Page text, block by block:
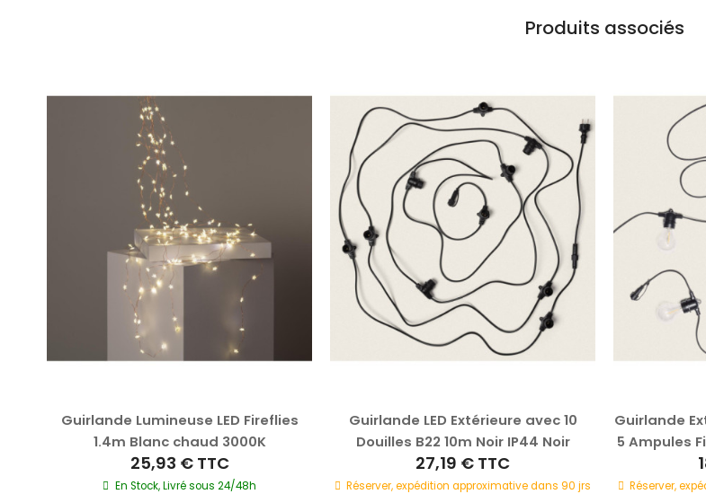
Produits associés
Guirlande Lumineuse LED Fireflies
1.4m Blanc chaud 3000K
25,93 € TTC
En Stock, Livré sous 24/48h
Guirlande LED Extérieure avec 10
Douilles B22 10m Noir IP44 Noir
27,19 € TTC
Réserver, expédition approximative dans 90 jrs
Guirlande
5 Ampules
Réserver,